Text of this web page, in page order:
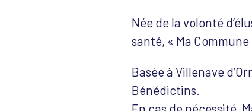
Née de la volonté
santé, « Ma
Basée à Villenave
Bénédictins.